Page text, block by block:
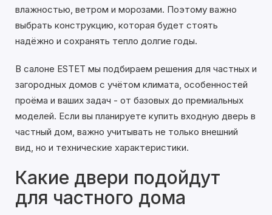
влажностью, ветром и морозами. Поэтому важно
выбрать конструкцию, которая будет стоять
надёжно и сохранять тепло долгие годы.
В салоне ESTET мы подбираем решения для частных и
загородных домов с учётом климата, особенностей
проёма и ваших задач - от базовых до премиальных
моделей. Если вы планируете купить входную дверь в
частный дом, важно учитывать не только внешний
вид, но и технические характеристики.
Какие двери подойдут
для частного дома